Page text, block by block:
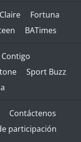
Fortuna
BATimes
Contigo
Sport Buzz
Contáctenos
participación